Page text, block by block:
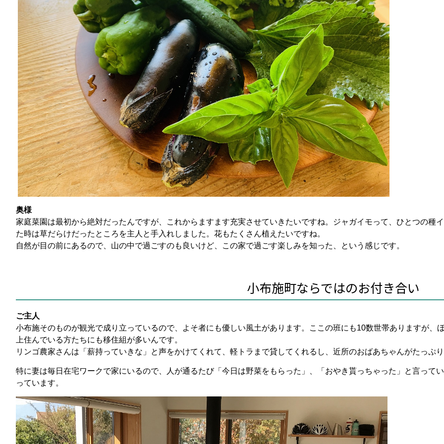
奥様
家庭菜園は最初から絶対だったんですが、これからますます充実させていきたいですね。ジャガイモって、ひとつの種
た時は草だらけだったところを主人と手入れしました。花もたくさん植えたいですね。
自然が目の前にあるので、山の中で過ごすのも良いけど、この家で過ごす楽しみを知った、という感じです。
小布施町ならではのお付き合い
ご主人
小布施そのものが観光で成り立っているので、よそ者にも優しい風土があります。ここの班にも10数世帯ありますが、
上住んでいる方たちにも移住組が多いんです。
リンゴ農家さんは「薪持っていきな」と声をかけてくれて、軽トラまで貸してくれるし、近所のおばあちゃんがたっぷ
特に妻は毎日在宅ワークで家にいるので、人が通るたび「今日は野菜をもらった」、「おやき貰っちゃった」と言って
っています。